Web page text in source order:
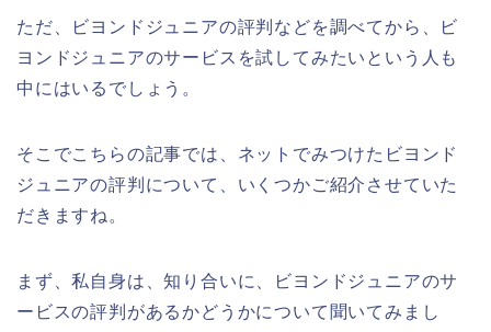
ただ、ビヨンドジュニアの評判などを調べてから、ビ
ヨンドジュニアのサービスを試してみたいという人も
中にはいるでしょう。
そこでこちらの記事では、ネットでみつけたビヨンド
ジュニアの評判について、いくつかご紹介させていた
だきますね。
まず、私自身は、知り合いに、ビヨンドジュニアのサ
ービスの評判があるかどうかについて聞いてみまし